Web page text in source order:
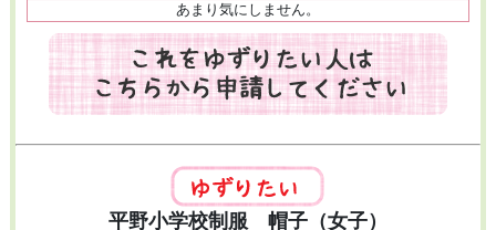
あまり気にしません。
平野小学校制服 帽子（女子）